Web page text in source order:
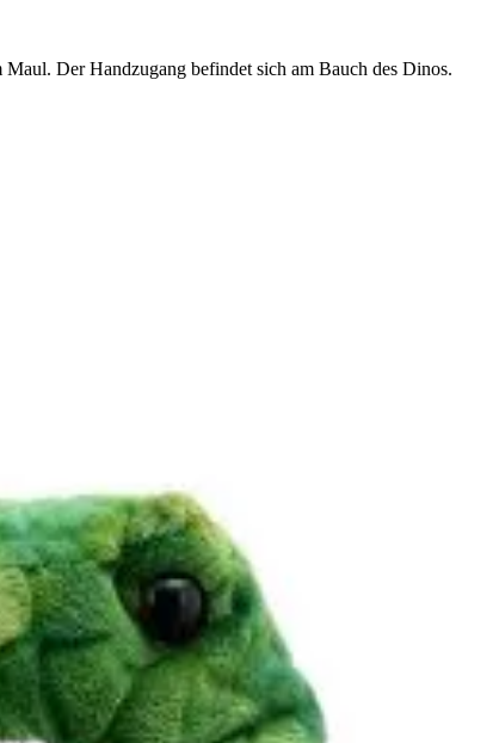
Der Handzugang befindet sich am Bauch des Dinos.